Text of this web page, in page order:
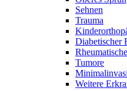
Sehnen
Trauma
Diabetischer
Tumore
Weitere